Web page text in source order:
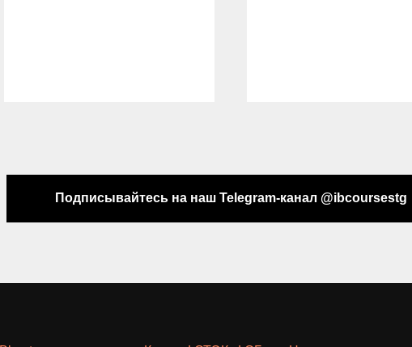
Подписывайтесь на наш Telegram-канал @ibcoursestg